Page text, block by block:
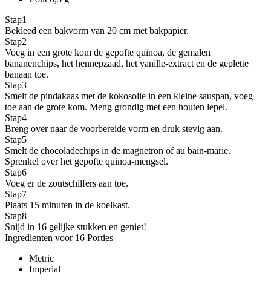
Stap1
Bekleed een bakvorm van 20 cm met bakpapier.
Stap2
Voeg in een grote kom de gepofte quinoa, de gemalen
bananenchips, het hennepzaad, het vanille-extract en de geplette
banaan toe.
Stap3
Smelt de pindakaas met de kokosolie in een kleine sauspan, voeg
toe aan de grote kom. Meng grondig met een houten lepel.
Stap4
Breng over naar de voorbereide vorm en druk stevig aan.
Stap5
Smelt de chocoladechips in de magnetron of au bain-marie.
Sprenkel over het gepofte quinoa-mengsel.
Stap6
Voeg er de zoutschilfers aan toe.
Stap7
Plaats 15 minuten in de koelkast.
Stap8
Snijd in 16 gelijke stukken en geniet!
Ingredienten voor 16 Porties
Metric
Imperial